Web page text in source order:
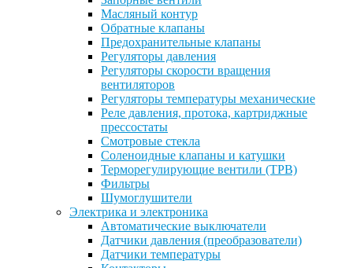
Масляный контур
Обратные клапаны
Предохранительные клапаны
Регуляторы давления
Регуляторы скорости вращения
вентиляторов
Регуляторы температуры механические
Реле давления, протока, картриджные
прессостаты
Смотровые стекла
Соленоидные клапаны и катушки
Терморегулирующие вентили (ТРВ)
Фильтры
Шумоглушители
Электрика и электроника
Автоматические выключатели
Датчики давления (преобразователи)
Датчики температуры